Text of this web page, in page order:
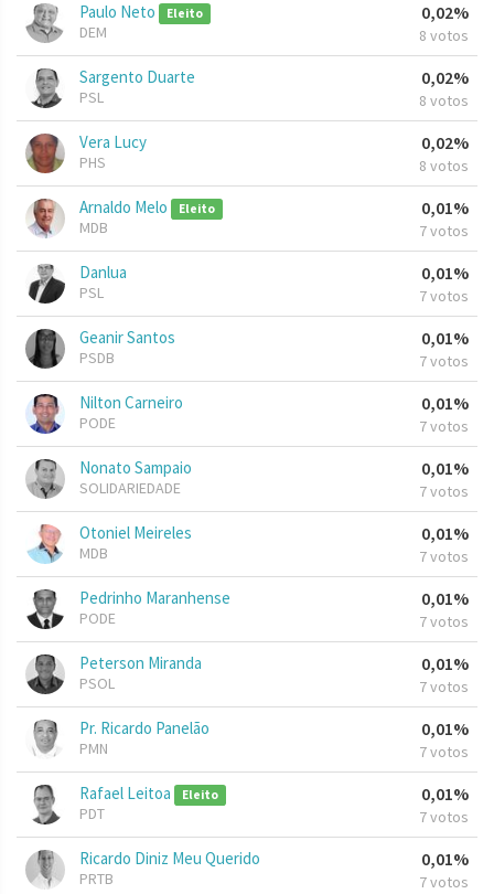
Paulo Neto Eleito
DEM
0,02%
8 votos
Sargento Duarte
PSL
0,02%
8 votos
Vera Lucy
PHS
0,02%
8 votos
Arnaldo Melo Eleito
MDB
0,01%
7 votos
Danlua
PSL
0,01%
7 votos
Geanir Santos
PSDB
0,01%
7 votos
Nilton Carneiro
PODE
0,01%
7 votos
Nonato Sampaio
SOLIDARIEDADE
0,01%
7 votos
Otoniel Meireles
MDB
0,01%
7 votos
Pedrinho Maranhense
PODE
0,01%
7 votos
Peterson Miranda
PSOL
0,01%
7 votos
Pr. Ricardo Panelão
PMN
0,01%
7 votos
Rafael Leitoa Eleito
PDT
0,01%
7 votos
Ricardo Diniz Meu Querido
PRTB
0,01%
7 votos